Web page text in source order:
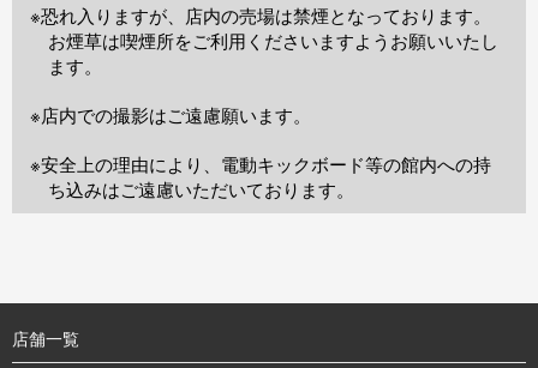
※恐れ入りますが、店内の売場は禁煙となっております。
お煙草は喫煙所をご利用くださいますようお願いいたし
ます。
※店内での撮影はご遠慮願います。
※安全上の理由により、電動キックボード等の館内への持
ち込みはご遠慮いただいております。
店舗一覧